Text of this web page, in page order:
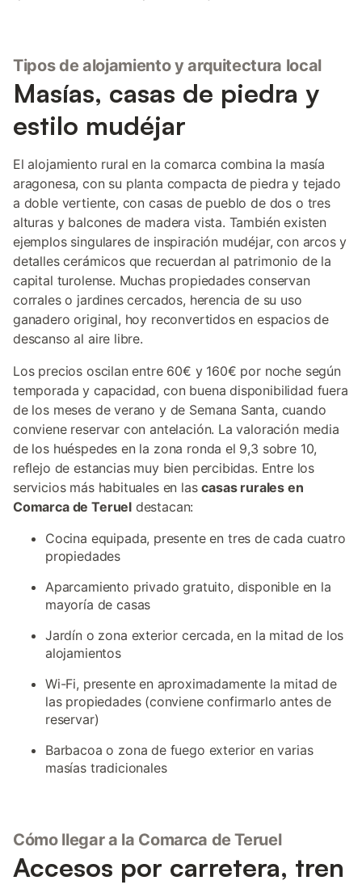
Tipos de alojamiento y arquitectura local
Masías, casas de piedra y
estilo mudéjar
El alojamiento rural en la comarca combina la masía
aragonesa, con su planta compacta de piedra y tejado
a doble vertiente, con casas de pueblo de dos o tres
alturas y balcones de madera vista. También existen
ejemplos singulares de inspiración mudéjar, con arcos y
detalles cerámicos que recuerdan al patrimonio de la
capital turolense. Muchas propiedades conservan
corrales o jardines cercados, herencia de su uso
ganadero original, hoy reconvertidos en espacios de
descanso al aire libre.
Los precios oscilan entre 60€ y 160€ por noche según
temporada y capacidad, con buena disponibilidad fuera
de los meses de verano y de Semana Santa, cuando
conviene reservar con antelación. La valoración media
de los huéspedes en la zona ronda el 9,3 sobre 10,
reflejo de estancias muy bien percibidas. Entre los
servicios más habituales en lascasas rurales en
Comarca de Teruel destacan:
Cocina equipada, presente en tres de cada cuatro
propiedades
Aparcamiento privado gratuito, disponible en la
mayoría de casas
Jardín o zona exterior cercada, en la mitad de los
alojamientos
Wi-Fi, presente en aproximadamente la mitad de
las propiedades (conviene confirmarlo antes de
reservar)
Barbacoa o zona de fuego exterior en varias
masías tradicionales
Cómo llegar a la Comarca de Teruel
Accesos por carretera, tren